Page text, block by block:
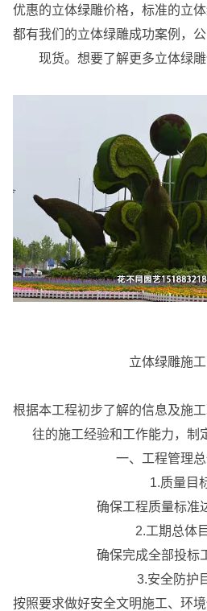
优惠的立体绿雕价格，标准的立
都有我们的立体绿雕成功案例，
现货。想要了解更多立体绿雕
立体绿雕施
根据本工程初步了解的信息及施
往的施工经验和工作能力，制
一、工程管理
1.质量目
确保工程质量标准
2.工期总体
确保完成全部投标
3.安全防护
按照要求做好安全文明施工、环